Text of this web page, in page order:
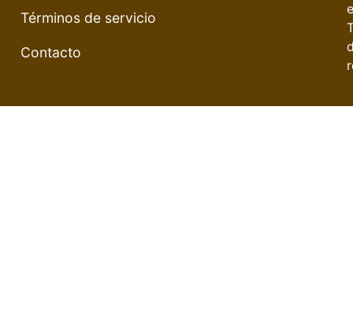
Términos de servicio
Contacto